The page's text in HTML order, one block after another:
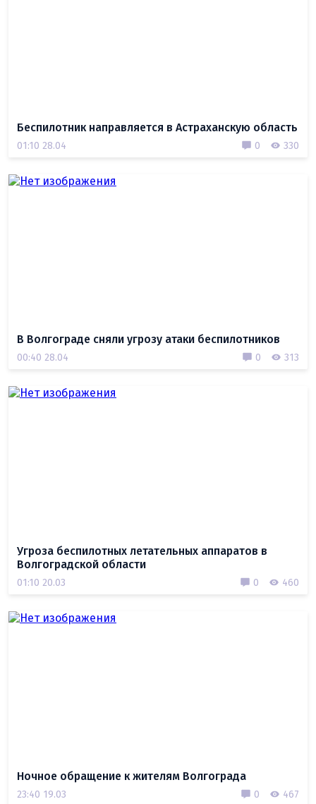
Беспилотник направляется в Астраханскую область
01:10 28.04 0 330
В Волгограде сняли угрозу атаки беспилотников
00:40 28.04 0 313
Угроза беспилотных летательных аппаратов в
Волгоградской области
01:10 20.03 0 460
Ночное обращение к жителям Волгограда
23:40 19.03 0 467